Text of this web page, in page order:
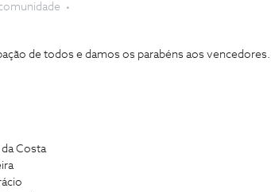
de todos e damos os parabéns aos vencedores.
Costa